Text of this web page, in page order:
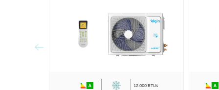
12.000 BTUs